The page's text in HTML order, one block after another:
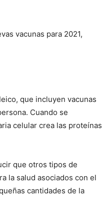
vacunas para 2021,
que incluyen vacunas
Cuando se
celular crea las proteínas
que otros tipos de
la salud asociados con el
cantidades de la